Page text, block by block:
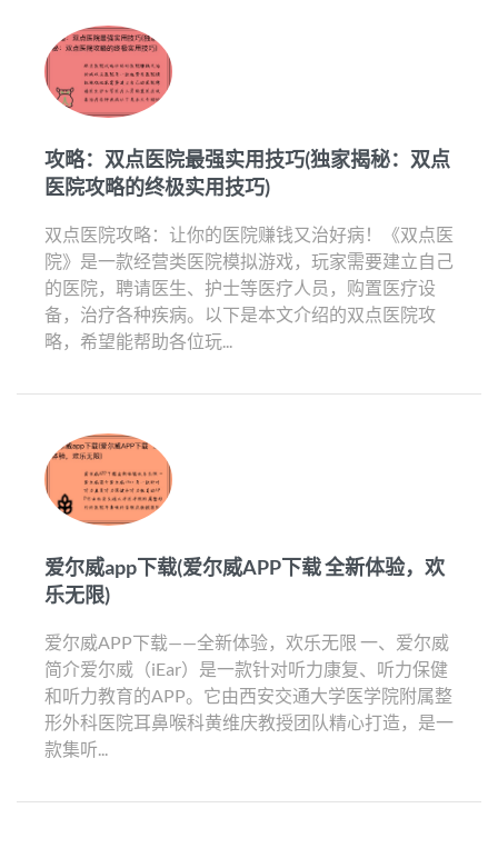
攻略：双点医院最强实用技巧(独家揭秘：双点
医院攻略的终极实用技巧)
双点医院攻略：让你的医院赚钱又治好病！《双点医
院》是一款经营类医院模拟游戏，玩家需要建立自己
的医院，聘请医生、护士等医疗人员，购置医疗设
备，治疗各种疾病。以下是本文介绍的双点医院攻
略，希望能帮助各位玩...
爱尔威app下载(爱尔威APP下载 全新体验，欢
乐无限)
爱尔威APP下载——全新体验，欢乐无限 一、爱尔威
简介爱尔威（iEar）是一款针对听力康复、听力保健
和听力教育的APP。它由西安交通大学医学院附属整
形外科医院耳鼻喉科黄维庆教授团队精心打造，是一
款集听...